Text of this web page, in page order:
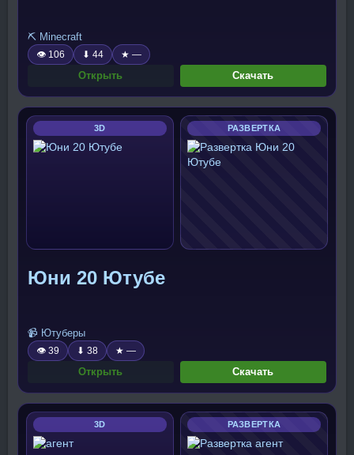
⛏️ Minecraft
👁 106 ⬇ 44 ★ —
Открыть Скачать
3D РАЗВЕРТКА
Юни 20 Ютубе
📹 Ютуберы
👁 39 ⬇ 38 ★ —
Открыть Скачать
3D РАЗВЕРТКА